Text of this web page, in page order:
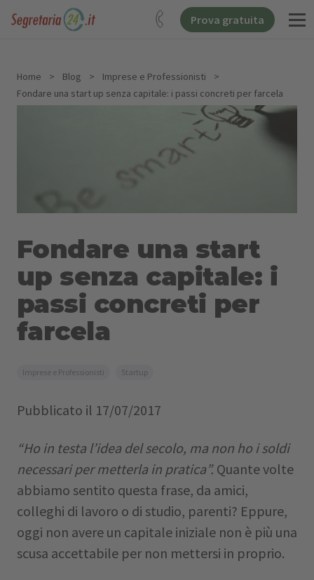
Prova gratuita
Home > Blog > Imprese e Professionisti
>
Fondare una start up senza capitale: i passi concreti per farcela
Fondare una start
up senza capitale: i
passi concreti per
farcela
Imprese e Professionisti Startup
Pubblicato il 17/07/2017
“Ho in testa l’idea del secolo, ma non ho i soldi
necessari per metterla in pratica”. Quante volte
abbiamo sentito questa frase, da amici,
colleghi di lavoro o di studio, parenti? Eppure,
oggi non avere un capitale iniziale non è più una
scusa accettabile per non mettersi in proprio.